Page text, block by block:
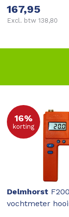
167,95
Excl. btw 138,80
16%
korting
Delmhorst
vochtmeter